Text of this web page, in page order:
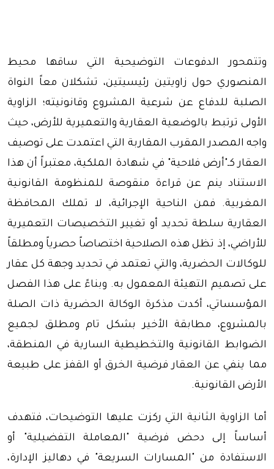
وتتمحور الدفوعات التوضيحية التي ساقها محيط
المنصوري حول زاويتين رئيسيتين، تشكلان معاً النواة
الصلبة للدفاع عن شرعية المشروع وقانونيته؛ الزاوية
الأولى ترتبط بالوضعية العقارية والتعميرية للأرض، حيث
واجه المصدر المقرب المقاربة التي اعتمدت على توصيف
العقار كـ"أرض فلاحية" في شهادة الملكية، معتبراً أن هذا
الاستناد ينم عن قراءة منقوصة للمنظومة القانونية
المغربية. فمن الناحية الإجرائية، لا تملك المحافظة
العقارية سلطة تحديد أو تغيير التخصيصات التعميرية
للأراضي، إذ تظل هذه الصلاحية اختصاصاً حصرياً ومطلقاً
للوكالات الحضرية، والتي تعتمد في تحديد وجهة كل عقار
على تصميم التهيئة المعمول به. وبناءً على هذا الفصل
المؤسساتي، أكدت مذكرة الوكالة الحضرية ذات الصلة
بالمشروع، مطابقة الأخير بشكل تام ومطلق لجميع
الضوابط القانونية والتخطيطية السارية في المنطقة،
مما ينفي عن العقار فرضية الخرق أو القفز على طبيعة
الأرض القانونية.
أما الزاوية الثانية التي ركزت عليها التوضيحات، فتهدف
أساساً إلى دحض فرضية "المعاملة التفضيلية" أو
الاستفادة من "المسارات السريعة" في دهاليز الإدارة،